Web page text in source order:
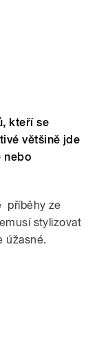
kteří se
většině jde
nebo
příběhy ze
stylizovat
úžasné.